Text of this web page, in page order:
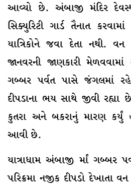
આવ્યો છે. અંબાજી મંદિર
સિક્યુરિટી ગાર્ડ તૈનાત
યાત્રિકોને જવા દેતા નથી.
જાનવરની જાણકારી
ગબ્બર પર્વત પાસે જંગલમાં
દીપડાના ભય સાથે જીવી
કુતરા અને બકરાનું મારણ કર્યું
આવી છે.
યાત્રાધામ અંબાજી ર્માં ગબ્બર
પરિક્રમા નજીક દીપડો દેખાતા